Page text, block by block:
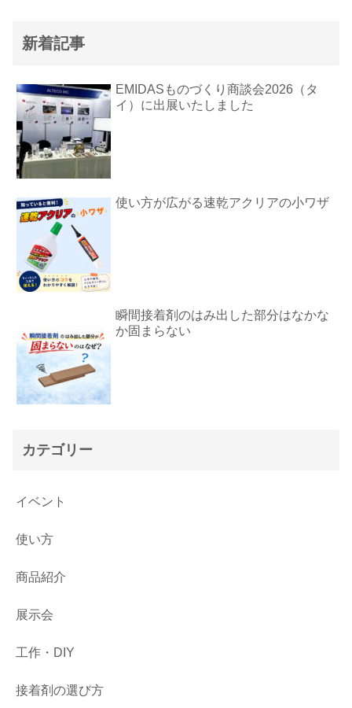
新着記事
EMIDASものづくり商談会2026（タ
イ）に出展いたしました
使い方が広がる速乾アクリアの小ワザ
瞬間接着剤のはみ出した部分はなかな
か固まらない
カテゴリー
イベント
使い方
商品紹介
展示会
工作・DIY
接着剤の選び方